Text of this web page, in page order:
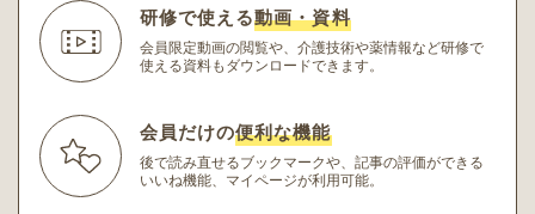
研修で使える動画・資料
会員限定動画の閲覧や、介護技術や薬情報など研修で
使える資料もダウンロードできます。
会員だけの便利な機能
後で読み直せるブックマークや、記事の評価ができる
いいね機能、マイページが利用可能。